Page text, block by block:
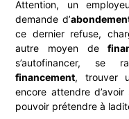
Attention, un
demande d’
ce dernier refuse,
autre moyen de
s’autofinancer, se
financement, trouver
encore attendre
pouvoir prétendre à